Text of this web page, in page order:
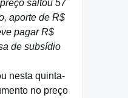
saltou 57
aporte de R$
pagar R$
de subsídio
nesta quinta-
no preço